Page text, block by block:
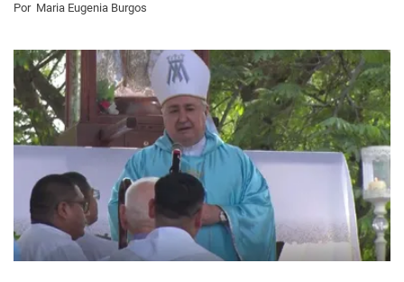
Por Maria Eugenia Burgos